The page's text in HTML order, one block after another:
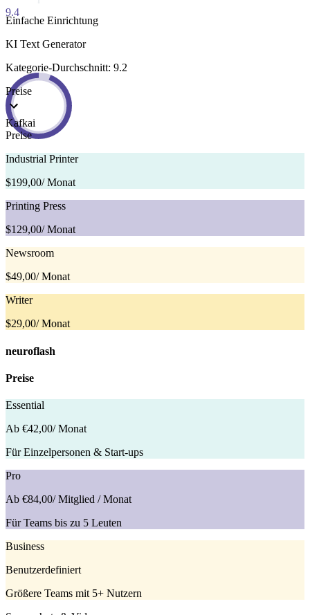
9.4
Einfache Einrichtung
KI Text Generator
Kategorie-Durchschnitt: 9.2
Preise
Kafkai
Preise
Industrial Printer
$199,00/ Monat
Printing Press
$129,00/ Monat
Newsroom
$49,00/ Monat
Writer
$29,00/ Monat
neuroflash
Preise
Essential
Ab €42,00/ Monat
Für Einzelpersonen & Start-ups
Pro
Ab €84,00/ Mitglied / Monat
Für Teams bis zu 5 Leuten
Business
Benutzerdefiniert
Größere Teams mit 5+ Nutzern